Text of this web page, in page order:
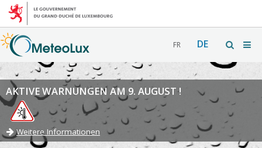
FR DE
AKTIVE WARNUNGEN AM 9. AUGUST !
Weitere Informationen